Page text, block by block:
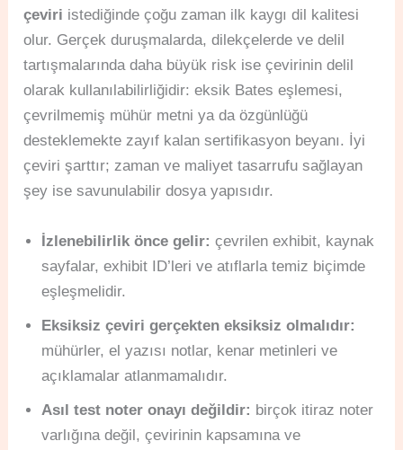
çeviri istediğinde çoğu zaman ilk kaygı dil kalitesi
olur. Gerçek duruşmalarda, dilekçelerde ve delil
tartışmalarında daha büyük risk ise çevirinin delil
olarak kullanılabilirliğidir: eksik Bates eşlemesi,
çevrilmemiş mühür metni ya da özgünlüğü
desteklemekte zayıf kalan sertifikasyon beyanı. İyi
çeviri şarttır; zaman ve maliyet tasarrufu sağlayan
şey ise savunulabilir dosya yapısıdır.
İzlenebilirlik önce gelir: çevrilen exhibit, kaynak
sayfalar, exhibit ID’leri ve atıflarla temiz biçimde
eşleşmelidir.
Eksiksiz çeviri gerçekten eksiksiz olmalıdır:
mühürler, el yazısı notlar, kenar metinleri ve
açıklamalar atlanmamalıdır.
Asıl test noter onayı değildir: birçok itiraz noter
varlığına değil, çevirinin kapsamına ve